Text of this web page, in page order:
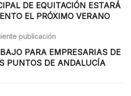
DE EQUITACIÓN ESTARÁ
EL PRÓXIMO VERANO
publicación
PARA EMPRESARIAS DE
PUNTOS DE ANDALUCÍA